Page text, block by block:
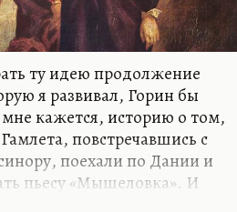
ту идею продолжение
я развивал, Горин бы
мне кажется, историю о том,
повстречавшись с
поехали по Дании и
пьесу «Мышеловка». И